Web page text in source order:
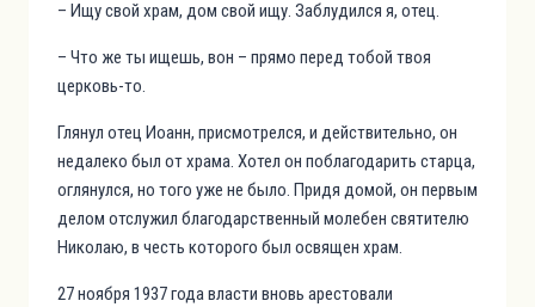
– Ищу свой храм, дом свой ищу. Заблудился я, отец.
– Что же ты ищешь, вон – прямо перед тобой твоя
церковь-то.
Глянул отец Иоанн, присмотрелся, и действительно, он
недалеко был от храма. Хотел он поблагодарить старца,
оглянулся, но того уже не было. Придя домой, он первым
делом отслужил благодарственный молебен святителю
Николаю, в честь которого был освящен храм.
27 ноября 1937 года власти вновь арестовали